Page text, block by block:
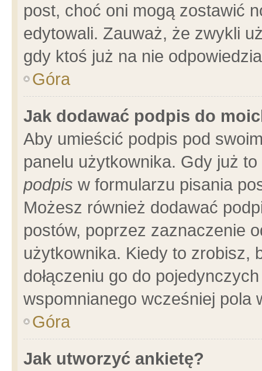
post, choć oni mogą zostawić
edytowali. Zauważ, że zwykli
gdy ktoś już na nie
Góra
Jak dodawać podpis do
Aby umieścić podpis pod
panelu użytkownika. Gdy już
podpis w formularzu pisania
Możesz również dodawać
postów, poprzez zaznaczenie
użytkownika. Kiedy to zrobisz,
dołączeniu go do
wspomnianego wcześniej pola
Góra
Jak utworzyć ankietę?